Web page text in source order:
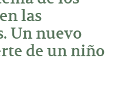
las
Un nuevo
de un niño